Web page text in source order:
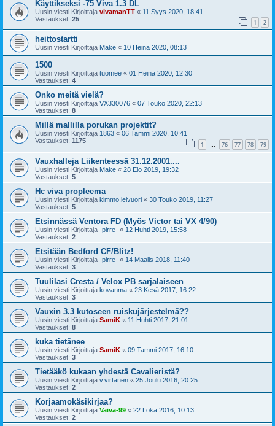
Käyttikseksi -75 Viva 1.3 DL
Uusin viesti Kirjoittaja vivamanTT « 11 Syys 2020, 18:41
Vastaukset: 25 1 2
heittostartti
Uusin viesti Kirjoittaja Make « 10 Heinä 2020, 08:13
1500
Uusin viesti Kirjoittaja tuomee « 01 Heinä 2020, 12:30
Vastaukset: 4
Onko meitä vielä?
Uusin viesti Kirjoittaja VX330076 « 07 Touko 2020, 22:13
Vastaukset: 8
Millä mallilla porukan projektit?
Uusin viesti Kirjoittaja 1863 « 06 Tammi 2020, 10:41
Vastaukset: 1175 1 … 76 77 78 79
Vauxhalleja Liikenteessä 31.12.2001....
Uusin viesti Kirjoittaja Make « 28 Elo 2019, 19:32
Vastaukset: 5
Hc viva propleema
Uusin viesti Kirjoittaja kimmo.leivuori « 30 Touko 2019, 11:27
Vastaukset: 5
Etsinnässä Ventora FD (Myös Victor tai VX 4/90)
Uusin viesti Kirjoittaja -pirre- « 12 Huhti 2019, 15:58
Vastaukset: 2
Etsitään Bedford CF/Blitz!
Uusin viesti Kirjoittaja -pirre- « 14 Maalis 2018, 11:40
Vastaukset: 3
Tuulilasi Cresta / Velox PB sarjalaiseen
Uusin viesti Kirjoittaja kovanma « 23 Kesä 2017, 16:22
Vastaukset: 3
Vauxin 3.3 kutoseen ruiskujärjestelmä??
Uusin viesti Kirjoittaja SamiK « 11 Huhti 2017, 21:01
Vastaukset: 8
kuka tietänee
Uusin viesti Kirjoittaja SamiK « 09 Tammi 2017, 16:10
Vastaukset: 3
Tietääkö kukaan yhdestä Cavalieristä?
Uusin viesti Kirjoittaja v.virtanen « 25 Joulu 2016, 20:25
Vastaukset: 2
Korjaamokäsikirjaa?
Uusin viesti Kirjoittaja Vaiva-99 « 22 Loka 2016, 10:13
Vastaukset: 2